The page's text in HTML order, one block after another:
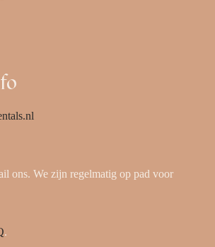
ons. We zijn regelmatig op pad voor
.